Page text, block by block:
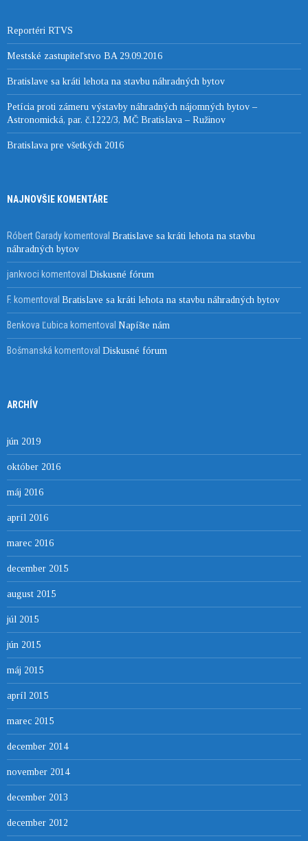
Reportéri RTVS
Mestské zastupiteľstvo BA 29.09.2016
Bratislave sa kráti lehota na stavbu náhradných bytov
Petícia proti zámeru výstavby náhradných nájomných bytov –
Astronomická, par. č.1222/3, MČ Bratislava – Ružinov
Bratislava pre všetkých 2016
NAJNOVŠIE KOMENTÁRE
Róbert Garadykomentoval Bratislave sa kráti lehota na stavbu
náhradných bytov
jankvoci komentoval Diskusné fórum
F. komentoval Bratislave sa kráti lehota na stavbu náhradných bytov
Benkova Ľubica komentoval Napíšte nám
Bošmanská komentoval Diskusné fórum
ARCHÍV
jún 2019
október 2016
máj 2016
apríl 2016
marec 2016
december 2015
august 2015
júl 2015
jún 2015
máj 2015
apríl 2015
marec 2015
december 2014
november 2014
december 2013
december 2012